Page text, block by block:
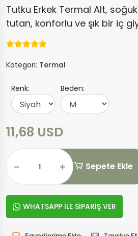
Tutku Erkek Termal Alt,
tutan, konforlu ve şık bir iç
Kategori: Termal
Renk: Beden:
11,68 USD
Sepete Ekle
WHATSAPP İLE SİPARİŞ VER